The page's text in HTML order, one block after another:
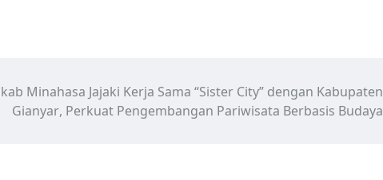
Minahasa Jajaki Kerja Sama “Sister City” dengan Kabupaten
Gianyar, Perkuat Pengembangan Pariwisata Berbasis Budaya